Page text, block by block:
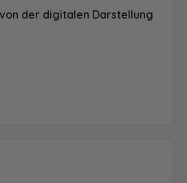
der digitalen Darstellung